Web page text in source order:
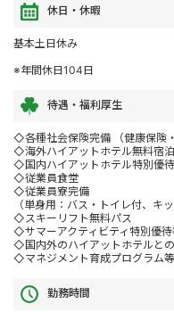
休日・休暇
基本土日休み
※年間休日104日
待遇・福利厚生
◇各種社会保険完備 （健康保険
◇海外ハイアットホテル無料宿
◇国内ハイアットホテル特別優
◇従業員食堂
◇従業員寮完備
（単身用：バス・トイレ付、キ
◇スキーリフト無料パス
◇サマーアクティビティ特別優
◇国内外のハイアットホテルと
◇マネジメント育成プログラム
勤務時間